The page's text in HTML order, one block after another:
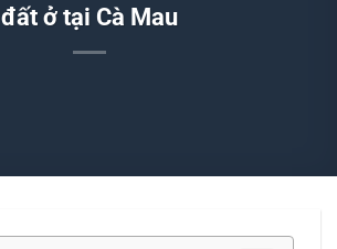
đất ở tại Cà Mau